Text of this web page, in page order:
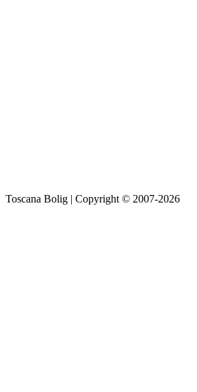
Toscana Bolig | Copyright © 2007-2026